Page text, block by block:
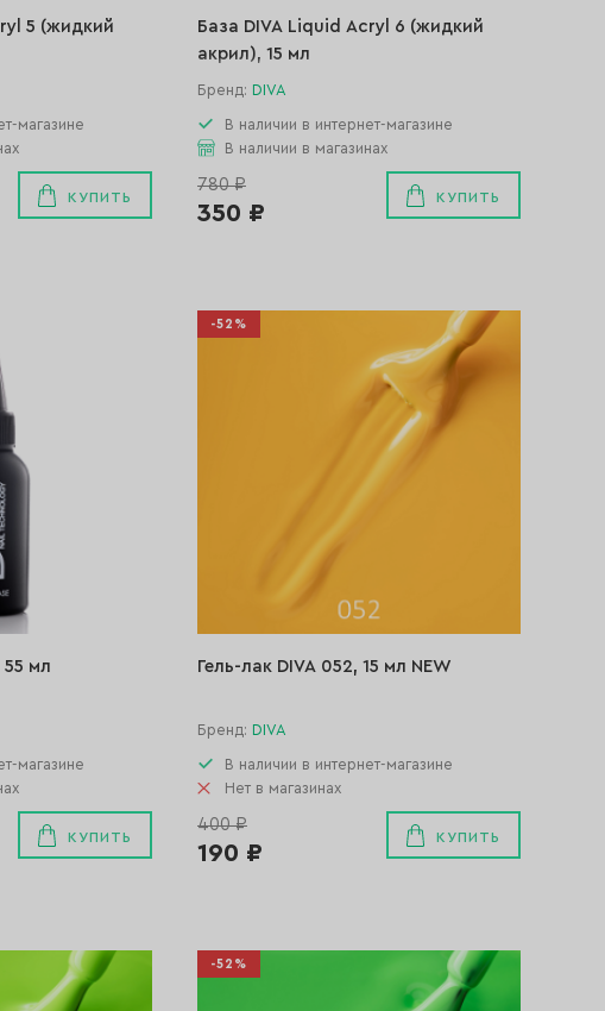
5 (жидкий
магазине
КУПИТЬ
База DIVA Liquid Acryl 6 (жидкий
акрил), 15 мл
Бренд: DIVA
В наличии в интернет-магазине
В наличии в магазинах
780 ₽
350 ₽
КУПИТЬ
55 мл
магазине
КУПИТЬ
-52%
Гель-лак DIVA 052, 15 мл NEW
Бренд: DIVA
В наличии в интернет-магазине
Нет в магазинах
400 ₽
190 ₽
КУПИТЬ
-52%